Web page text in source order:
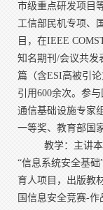
市级重点研发项目
工信部民机专项、
目，在IEEE
知名期刊/会议共发
篇（含ESI高被引
引用600余次。参
通信基础设施专家
一等奖、教育部国
教学：主讲
“信息系统安全基
育人项目，出版教
国信息安全竞赛-